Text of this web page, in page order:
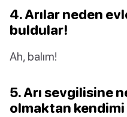
4. Arılar neden
buldular!
Ah, balım!
5. Arı sevgilisine
olmaktan kendimi